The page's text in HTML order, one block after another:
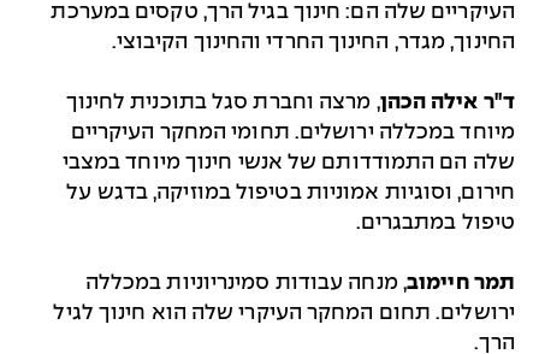
העיקריים שלה הם: חינוך בגיל הרך, טקסים במערכת
החינוך, מגדר, החינוך החרדי והחינוך הקיבוצי.
ד"ר אילה הכהן, מרצה וחברת סגל בתוכנית לחינוך
מיוחד במכללה ירושלים. תחומי המחקר העיקריים
שלה הם התמודדותם של אנשי חינוך מיוחד במצבי
חירום, וסוגיות אמוניות בטיפול במוזיקה, בדגש על
טיפול במתבגרים.
תמר חיימוב, מנחה עבודות סמינריוניות במכללה
ירושלים. תחום המחקר העיקרי שלה הוא חינוך לגיל
הרך.